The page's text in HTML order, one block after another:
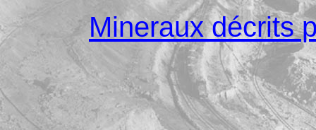
Mineraux décrits